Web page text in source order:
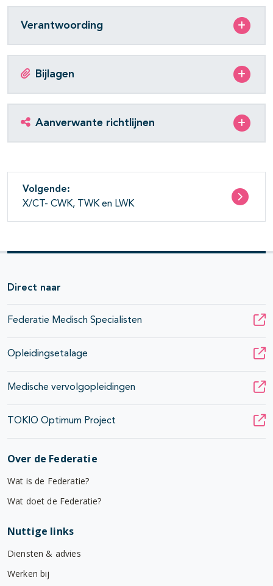
Verantwoording
Bijlagen
Aanverwante richtlijnen
Volgende:
X/CT- CWK, TWK en LWK
Direct naar
Federatie Medisch Specialisten
Opleidingsetalage
Medische vervolgopleidingen
TOKIO Optimum Project
Over de Federatie
Wat is de Federatie?
Wat doet de Federatie?
Nuttige links
Diensten & advies
Werken bij